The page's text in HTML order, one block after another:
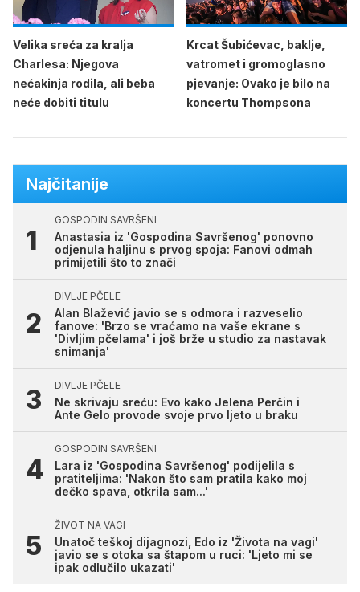
Velika sreća za kralja
Charlesa: Njegova
nećakinja rodila, ali beba
neće dobiti titulu
Krcat Šubićevac, baklje,
vatromet i gromoglasno
pjevanje: Ovako je bilo na
koncertu Thompsona
Najčitanije
GOSPODIN SAVRŠENI
Anastasia iz 'Gospodina Savršenog' ponovno
odjenula haljinu s prvog spoja: Fanovi odmah
primijetili što to znači
DIVLJE PČELE
Alan Blažević javio se s odmora i razveselio
fanove: 'Brzo se vraćamo na vaše ekrane s
'Divljim pčelama' i još brže u studio za nastavak
snimanja'
DIVLJE PČELE
Ne skrivaju sreću: Evo kako Jelena Perčin i
Ante Gelo provode svoje prvo ljeto u braku
GOSPODIN SAVRŠENI
Lara iz 'Gospodina Savršenog' podijelila s
pratiteljima: 'Nakon što sam pratila kako moj
dečko spava, otkrila sam...'
ŽIVOT NA VAGI
Unatoč teškoj dijagnozi, Edo iz 'Života na vagi'
javio se s otoka sa štapom u ruci: 'Ljeto mi se
ipak odlučilo ukazati'